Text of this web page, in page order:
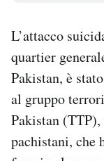
Area
Newsletter
Notifiche
Hai bisogno
Esci
L’attacco
quartier
Pakistan, è
al gruppo
Pakistan
pachistani, che